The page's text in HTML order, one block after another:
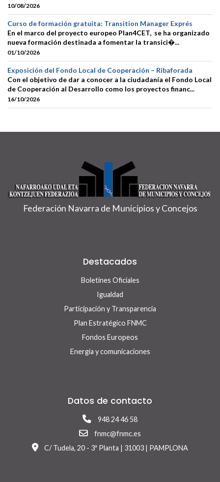
10/08/2026
Curso de formación gratuita: Transition Manager Exprés
En el marco del proyecto europeo Plan4CET, se ha organizado
nueva formación destinada a fomentar la transici�...
01/10/2026
Exposición del Fondo Local de Cooperación – Ribaforada
Con el objetivo de dar a conocer a la ciudadanía el Fondo Local
de Cooperación al Desarrollo como los proyectos financ...
16/10/2026
Federación Navarra de Municipios y Concejos
Destacados
Boletines Oficiales
Igualdad
Participación y Transparencia
Plan Estratégico FNMC
Fondos Europeos
Energía y comunicaciones
Datos de contacto
948 24 46 58
fnmc@fnmc.es
C/ Tudela, 20 - 3ª Planta | 31003 | PAMPLONA